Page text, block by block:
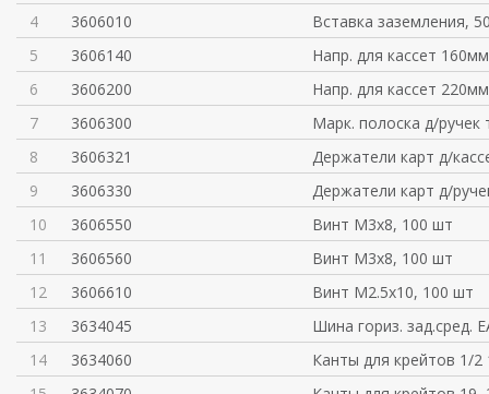
4
3606010
Вставка заземления,
5
3606140
Напр. для кассет
6
3606200
Напр. для кассет
7
3606300
Марк. полоска д/ручек
8
3606321
Держатели карт д/
9
3606330
Держатели карт д/
10
3606550
Винт M3x8, 100 шт
11
3606560
Винт M3x8, 100 шт
12
3606610
Винт M2.5x10, 100 шт
13
3634045
Шина гориз. зад.сред.
14
3634060
Канты для крейтов 1/2